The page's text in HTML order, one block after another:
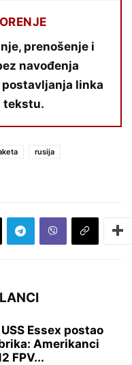
prenošenje i
navođenja
linka
tekstu.
rusija
Essex postao
Amerikanci
FPV...